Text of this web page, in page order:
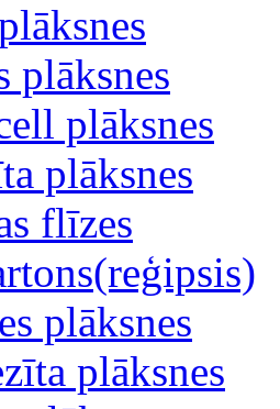
plāksnes
plāksnes
plāksnes
flīzes
plāksnes
plāksnes